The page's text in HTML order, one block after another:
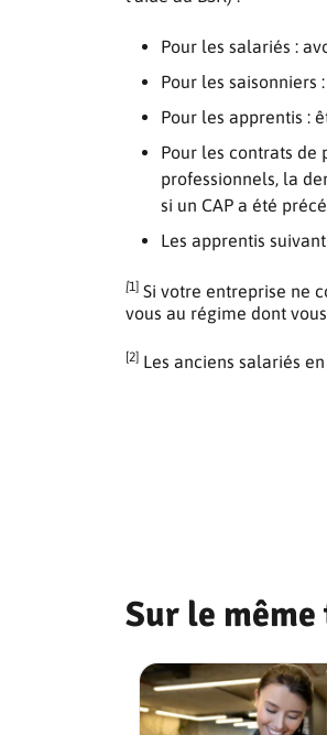
Pour les salariés :
Pour les saisonniers
Pour les apprentis :
Pour les contrats de
professionnels, la
si un CAP a été
Les apprentis
[1] Si votre entreprise ne
vous au régime dont
[2] Les anciens salariés
Sur le même